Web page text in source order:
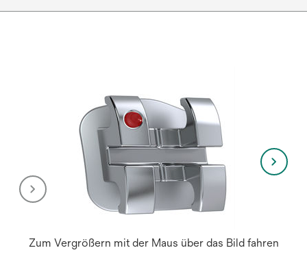
Zum Vergrößern mit der Maus über das Bild fahren